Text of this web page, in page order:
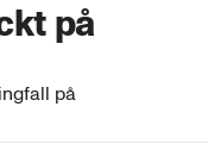
på
på